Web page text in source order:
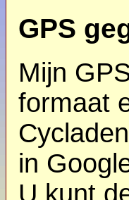
GPS
Mijn
formaat
in
U kunt